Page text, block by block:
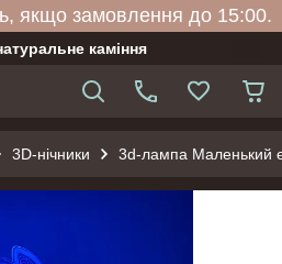
якщо замовлення до 15:00.
каміння
3D-нічники 3d-лампа Маленький